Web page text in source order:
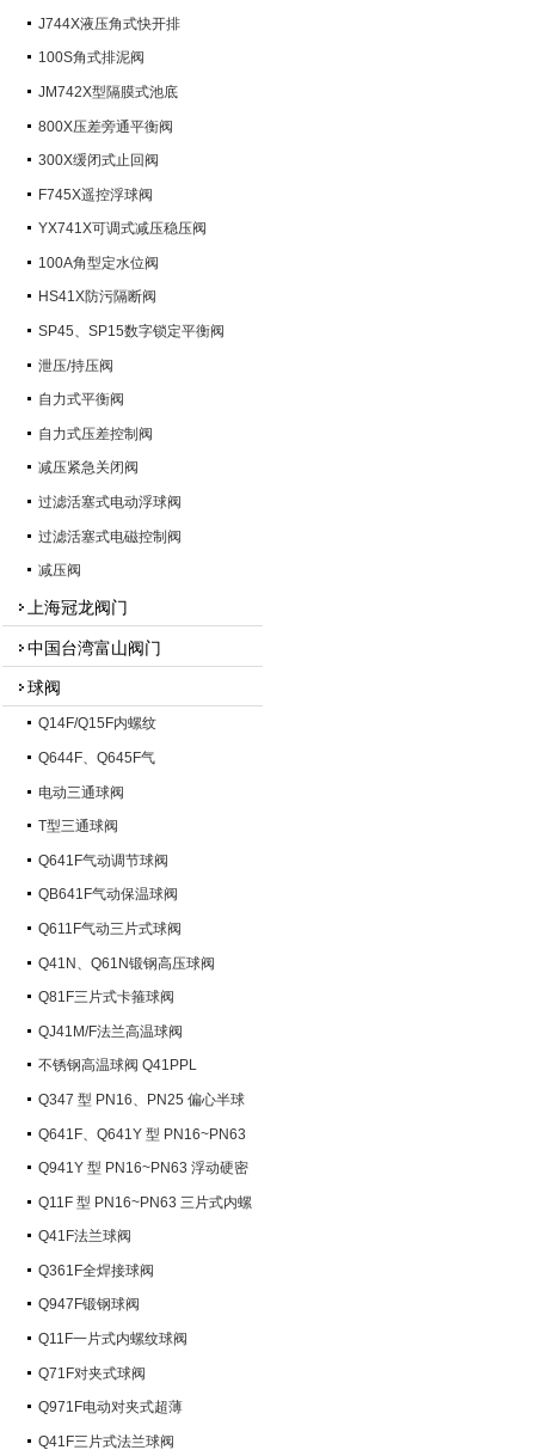
J744X液压角式快开排
100S角式排泥阀
JM742X型隔膜式池底
800X压差旁通平衡阀
300X缓闭式止回阀
F745X遥控浮球阀
YX741X可调式减压稳压阀
100A角型定水位阀
HS41X防污隔断阀
SP45、SP15数字锁定平衡阀
泄压/持压阀
自力式平衡阀
自力式压差控制阀
减压紧急关闭阀
过滤活塞式电动浮球阀
过滤活塞式电磁控制阀
减压阀
上海冠龙阀门
中国台湾富山阀门
球阀
Q14F/Q15F内螺纹
Q644F、Q645F气
电动三通球阀
T型三通球阀
Q641F气动调节球阀
QB641F气动保温球阀
Q611F气动三片式球阀
Q41N、Q61N锻钢高压球阀
Q81F三片式卡箍球阀
QJ41M/F法兰高温球阀
不锈钢高温球阀 Q41PPL
Q347 型 PN16、PN25 偏心半球
阀Q641F、Q641Y 型 PN16~PN63
气动球阀
Q941Y 型 PN16~PN63 浮动硬密
封电动球阀
Q11F 型 PN16~PN63 三片式内螺
纹球阀
Q41F法兰球阀
Q361F全焊接球阀
Q947F锻钢球阀
Q11F一片式内螺纹球阀
Q71F对夹式球阀
Q971F电动对夹式超薄
Q41F三片式法兰球阀